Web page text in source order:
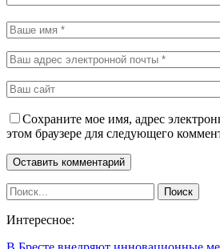
Сохраните мое имя, адрес
этом браузере для следующего
Интересное: